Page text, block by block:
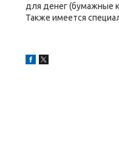
для денег (бумажные
Также имеется